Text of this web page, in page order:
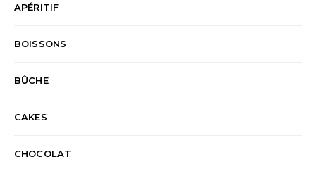
APÉRITIF
BOISSONS
BÛCHE
CAKES
CHOCOLAT